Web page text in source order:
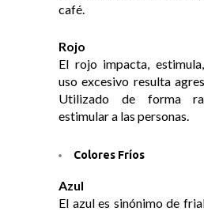
café.
Rojo
El rojo impacta,
uso excesivo resulta
Utilizado de forma
estimular a las personas.
Colores Fríos
Azul
El azul es sinónimo de